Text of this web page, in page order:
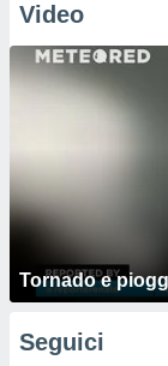
Video
Tornado e
Seguici